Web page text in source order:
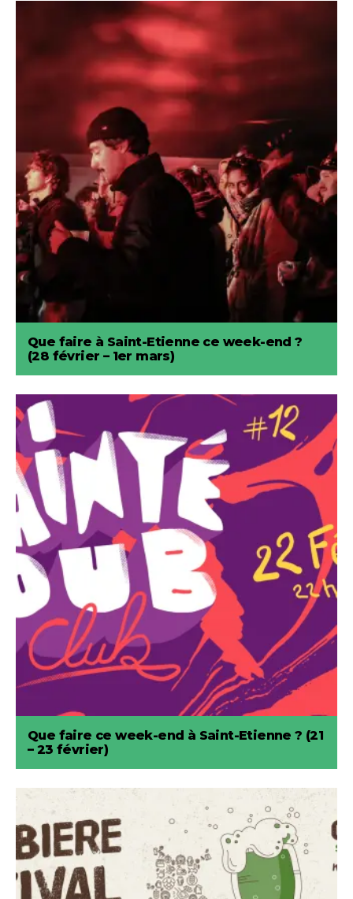
Que faire à Saint-Etienne ce week-end ?
(28 février – 1er mars)
Que faire ce week-end à Saint-Etienne ? (21
– 23 février)